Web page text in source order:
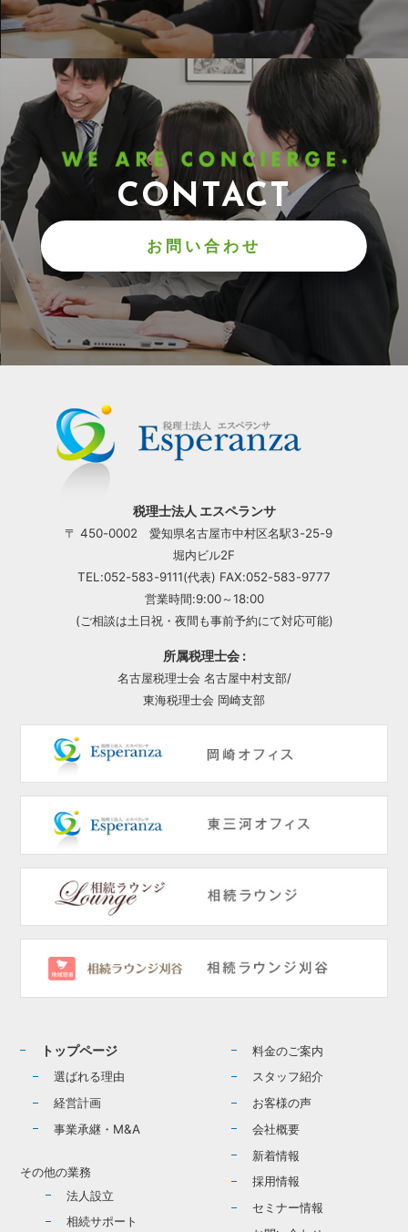
CONTACT
お問い合わせ
税理士法人 エスペランサ
〒 450-0002 愛知県名古屋市中村区名駅3-25-9
堀内ビル2F
TEL:052-583-9111(代表) FAX:052-583-9777
営業時間:9:00～18:00
(ご相談は土日祝・夜間も事前予約にて対応可能)
所属税理士会 :
名古屋税理士会 名古屋中村支部/
東海税理士会 岡崎支部
トップページ
選ばれる理由
経営計画
事業承継・M&A
その他の業務
法人設立
相続サポート
料金のご案内
スタッフ紹介
お客様の声
会社概要
新着情報
採用情報
セミナー情報